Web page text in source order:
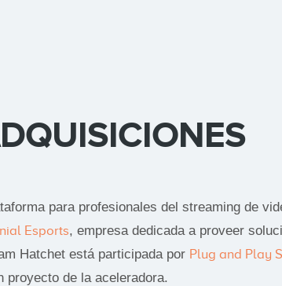
para profesionales del streaming de
Esports, empresa dedicada a proveer
Hatchet está participada por Plug and Play
proyecto de la aceleradora.